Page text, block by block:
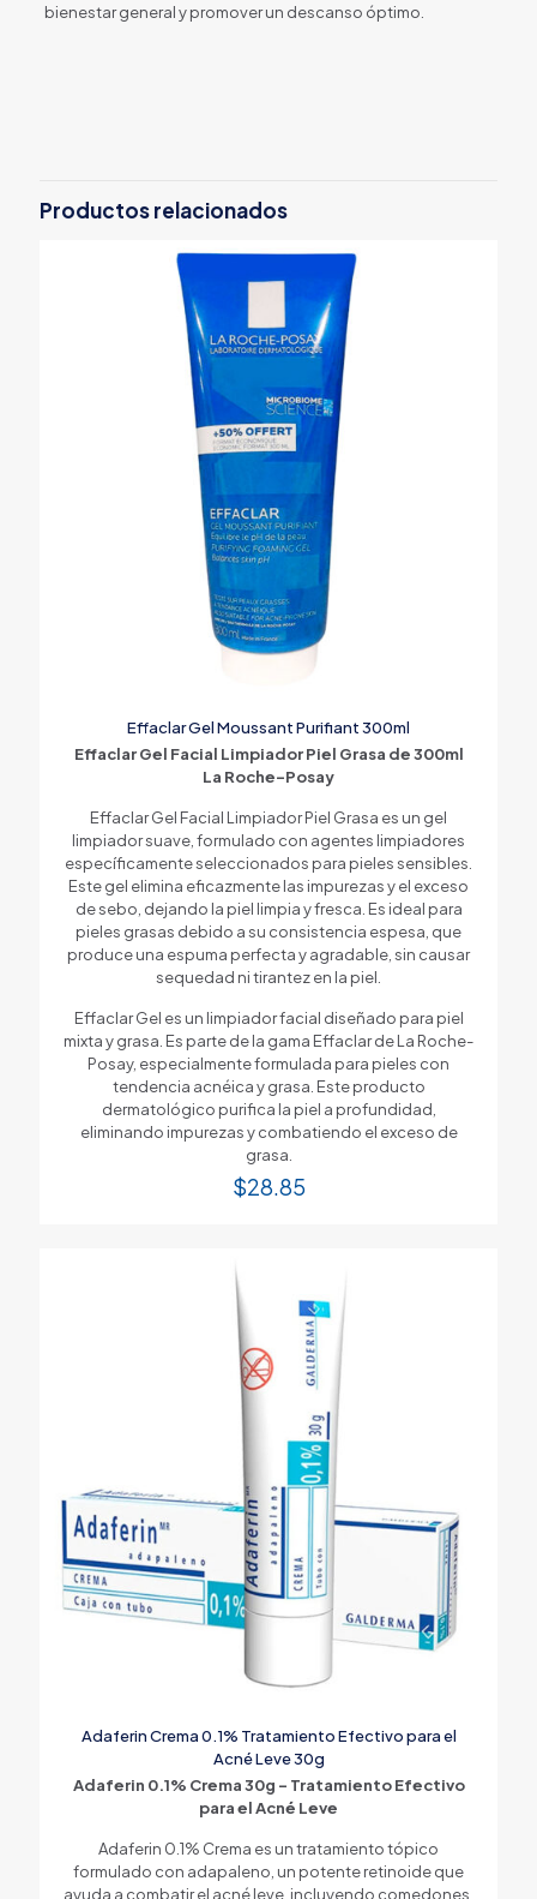
bienestar general y promover un descanso óptimo.
Productos relacionados
Effaclar Gel Moussant Purifiant 300ml
Effaclar Gel Facial Limpiador Piel Grasa de 300ml
La Roche-Posay
Effaclar Gel Facial Limpiador Piel Grasa es un gel
limpiador suave, formulado con agentes limpiadores
específicamente seleccionados para pieles sensibles.
Este gel elimina eficazmente las impurezas y el exceso
de sebo, dejando la piel limpia y fresca. Es ideal para
pieles grasas debido a su consistencia espesa, que
produce una espuma perfecta y agradable, sin causar
sequedad ni tirantez en la piel.
Effaclar Gel es un limpiador facial diseñado para piel
mixta y grasa. Es parte de la gama Effaclar de La Roche-
Posay, especialmente formulada para pieles con
tendencia acnéica y grasa. Este producto
dermatológico purifica la piel a profundidad,
eliminando impurezas y combatiendo el exceso de
grasa.
$28.85
Adaferin Crema 0.1% Tratamiento Efectivo para el
Acné Leve 30g
Adaferin 0.1% Crema 30g – Tratamiento Efectivo
para el Acné Leve
Adaferin 0.1% Crema es un tratamiento tópico
formulado con adapaleno, un potente retinoide que
ayuda a combatir el acné leve, incluyendo comedones,